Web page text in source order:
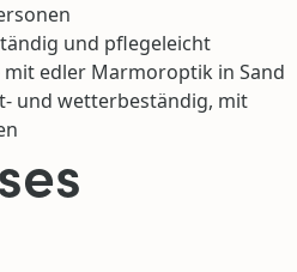
und pflegeleicht
edler Marmoroptik in Sand
und wetterbeständig, mit